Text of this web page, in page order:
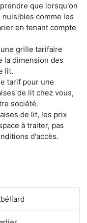
que lorsqu'on
comme les
en tenant compte
grille tarifaire
la dimension des
lit.
tarif pour une
de lit chez vous,
société.
de lit, les prix
à traiter, pas
d'accès.